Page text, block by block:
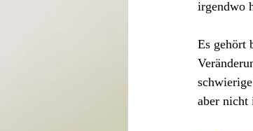
irgendwo
Es gehört
aber nicht